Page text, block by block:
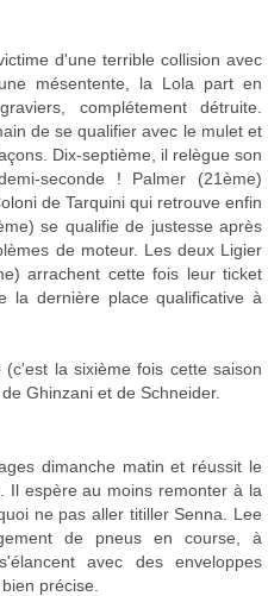
d'une terrible collision avec
mésentente, la Lola part en
complétement détruite.
de se qualifier avec le mulet et
Dix-septième, il relègue son
seconde ! Palmer (21ème)
de Tarquini qui retrouve enfin
se qualifie de justesse après
de moteur. Les deux Ligier
arrachent cette fois leur ticket
la dernière place qualificative à
la sixième fois cette saison
Ghinzani et de Schneider.
dimanche matin et réussit le
Il espère au moins remonter à la
ne pas aller titiller Senna. Lee
de pneus en course, à
avec des enveloppes
précise.